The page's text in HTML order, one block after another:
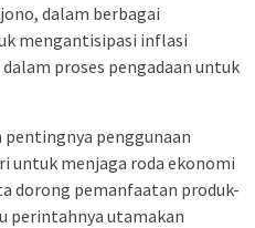
dalam berbagai
mengantisipasi inflasi
proses pengadaan untuk
pentingnya penggunaan
untuk menjaga roda ekonomi
dorong pemanfaatan produk-
perintahnya utamakan